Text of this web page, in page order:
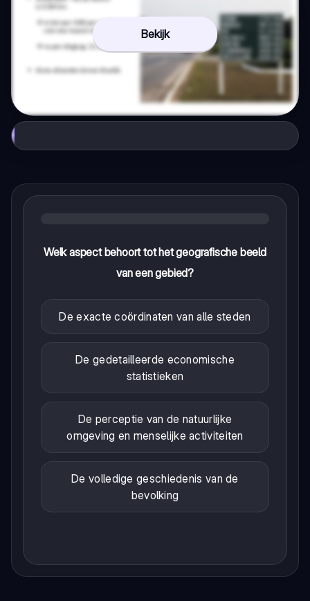
Bekijk
Welk aspect behoort tot het geografische beeld
van een gebied?
De exacte coördinaten van alle steden
De gedetailleerde economische
statistieken
De perceptie van de natuurlijke
omgeving en menselijke activiteiten
De volledige geschiedenis van de
bevolking